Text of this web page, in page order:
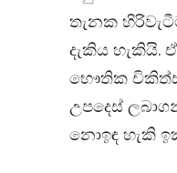
තැනක
දැකිය හැකියි.
භෞතික
උපදෙස්
නොඉඳ හැකි